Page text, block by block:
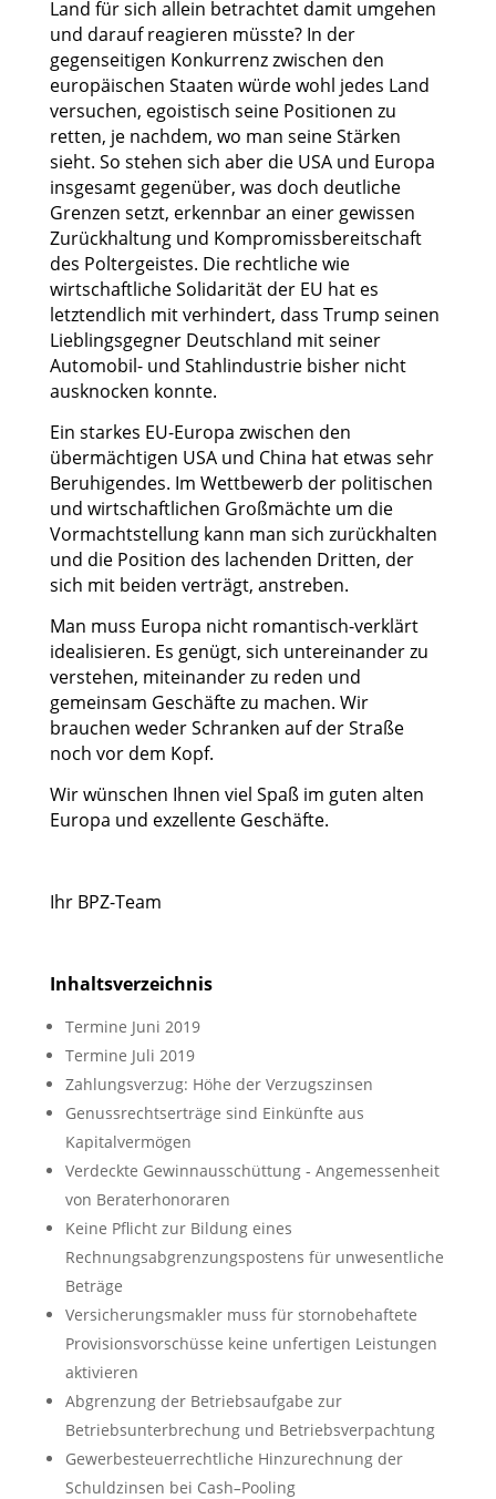
Land für sich allein betrachtet damit umgehen
und darauf reagieren müsste? In der
gegenseitigen Konkurrenz zwischen den
europäischen Staaten würde wohl jedes Land
versuchen, egoistisch seine Positionen zu
retten, je nachdem, wo man seine Stärken
sieht. So stehen sich aber die USA und Europa
insgesamt gegenüber, was doch deutliche
Grenzen setzt, erkennbar an einer gewissen
Zurückhaltung und Kompromissbereitschaft
des Poltergeistes. Die rechtliche wie
wirtschaftliche Solidarität der EU hat es
letztendlich mit verhindert, dass Trump seinen
Lieblingsgegner Deutschland mit seiner
Automobil- und Stahlindustrie bisher nicht
ausknocken konnte.
Ein starkes EU-Europa zwischen den
übermächtigen USA und China hat etwas sehr
Beruhigendes. Im Wettbewerb der politischen
und wirtschaftlichen Großmächte um die
Vormachtstellung kann man sich zurückhalten
und die Position des lachenden Dritten, der
sich mit beiden verträgt, anstreben.
Man muss Europa nicht romantisch-verklärt
idealisieren. Es genügt, sich untereinander zu
verstehen, miteinander zu reden und
gemeinsam Geschäfte zu machen. Wir
brauchen weder Schranken auf der Straße
noch vor dem Kopf.
Wir wünschen Ihnen viel Spaß im guten alten
Europa und exzellente Geschäfte.
Ihr BPZ-Team
Inhaltsverzeichnis
Termine Juni 2019
Termine Juli 2019
Zahlungsverzug: Höhe der Verzugszinsen
Genussrechtserträge sind Einkünfte aus
Kapitalvermögen
Verdeckte Gewinnausschüttung ‑ Angemessenheit
von Beraterhonoraren
Keine Pflicht zur Bildung eines
Rechnungsabgrenzungspostens für unwesentliche
Beträge
Versicherungsmakler muss für stornobehaftete
Provisionsvorschüsse keine unfertigen Leistungen
aktivieren
Abgrenzung der Betriebsaufgabe zur
Betriebsunterbrechung und Betriebsverpachtung
Gewerbesteuerrechtliche Hinzurechnung der
Schuldzinsen bei Cash–Pooling